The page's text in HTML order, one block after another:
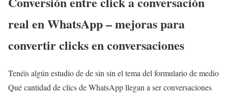
real en WhatsApp – mejoras para
convertir clicks en conversaciones
Tenéis algún estudio de de sin sin el tema del formulario de medio
Qué cantidad de clics de WhatsApp llegan a ser conversaciones